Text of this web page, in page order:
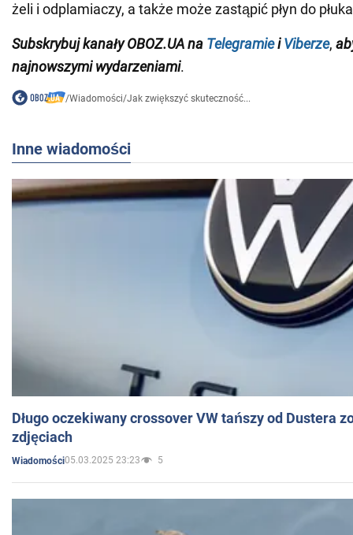
żeli i odplamiaczy, a także może zastąpić płyn do
Subskrybuj kanały OBOZ.UA na TelegramieiViberze,
najnowszymi wydarzeniami.
/Wiadomości/Jak zwiększyć skuteczność...
Inne wiadomości
Długo oczekiwany crossover VW tańszy od Dustera
zdjęciach
Wiadomości05.03.2025 23:23 5